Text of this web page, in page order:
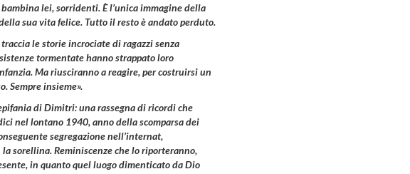
lei, sorridenti. È l’unica immagine della
sua vita felice. Tutto il resto è andato perduto.
traccia le storie incrociate di ragazzi senza
tormentate hanno strappato loro
Ma riusciranno a reagire, per costruirsi un
Sempre insieme».
di Dimitri: una rassegna di ricordi che
nel lontano 1940, anno della scomparsa dei
segregazione nell’internat,
la sorellina. Reminiscenze che lo riporteranno,
in quanto quel luogo dimenticato da Dio